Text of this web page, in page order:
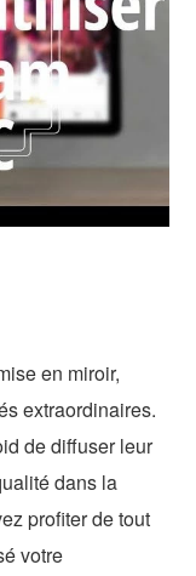
en miroir,
extraordinaires.
de diffuser leur
dans la
profiter de tout
votre